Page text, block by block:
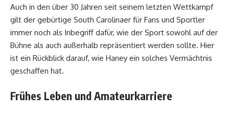
Auch in den über 30 Jahren seit seinem letzten Wettkampf
gilt der gebürtige South Carolinaer für Fans und Sportler
immer noch als Inbegriff dafür, wie der Sport sowohl auf der
Bühne als auch außerhalb repräsentiert werden sollte. Hier
ist ein Rückblick darauf, wie Haney ein solches Vermächtnis
geschaffen hat.
Frühes Leben und Amateurkarriere